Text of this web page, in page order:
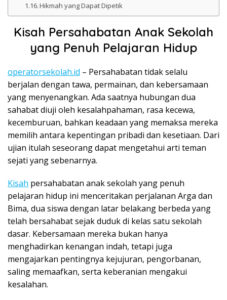
Hikmah yang Dapat Dipetik
Kisah Persahabatan Anak Sekolah
yang Penuh Pelajaran Hidup
operatorsekolah.id – Persahabatan tidak selalu
berjalan dengan tawa, permainan, dan kebersamaan
yang menyenangkan. Ada saatnya hubungan dua
sahabat diuji oleh kesalahpahaman, rasa kecewa,
kecemburuan, bahkan keadaan yang memaksa mereka
memilih antara kepentingan pribadi dan kesetiaan. Dari
ujian itulah seseorang dapat mengetahui arti teman
sejati yang sebenarnya.
Kisah persahabatan anak sekolah yang penuh
pelajaran hidup ini menceritakan perjalanan Arga dan
Bima, dua siswa dengan latar belakang berbeda yang
telah bersahabat sejak duduk di kelas satu sekolah
dasar. Kebersamaan mereka bukan hanya
menghadirkan kenangan indah, tetapi juga
mengajarkan pentingnya kejujuran, pengorbanan,
saling memaafkan, serta keberanian mengakui
kesalahan.